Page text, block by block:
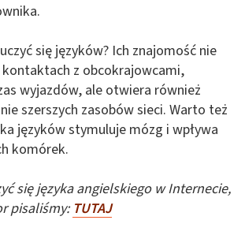
się języków? Ich znajomość nie
z obcokrajowcami,
wyjazdów, ale otwiera również
szerszych zasobów sieci. Warto też
języków stymuluje mózg i wpływa
komórek.
się języka angielskiego w Internecie,
pisaliśmy: TUTAJ